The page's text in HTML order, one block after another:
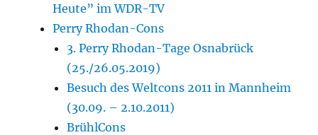
Heute” im WDR-TV
Perry Rhodan-Cons
3. Perry Rhodan-Tage Osnabrück
(25./26.05.2019)
Besuch des Weltcons 2011 in Mannheim
(30.09. – 2.10.2011)
BrühlCons